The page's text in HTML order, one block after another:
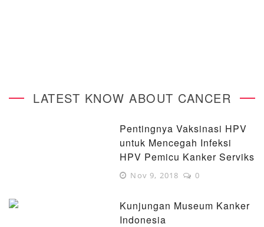
LATEST KNOW ABOUT CANCER
Pentingnya Vaksinasi HPV
untuk Mencegah Infeksi
HPV Pemicu Kanker Serviks
Nov 9, 2018 0
Kunjungan Museum Kanker
Indonesia